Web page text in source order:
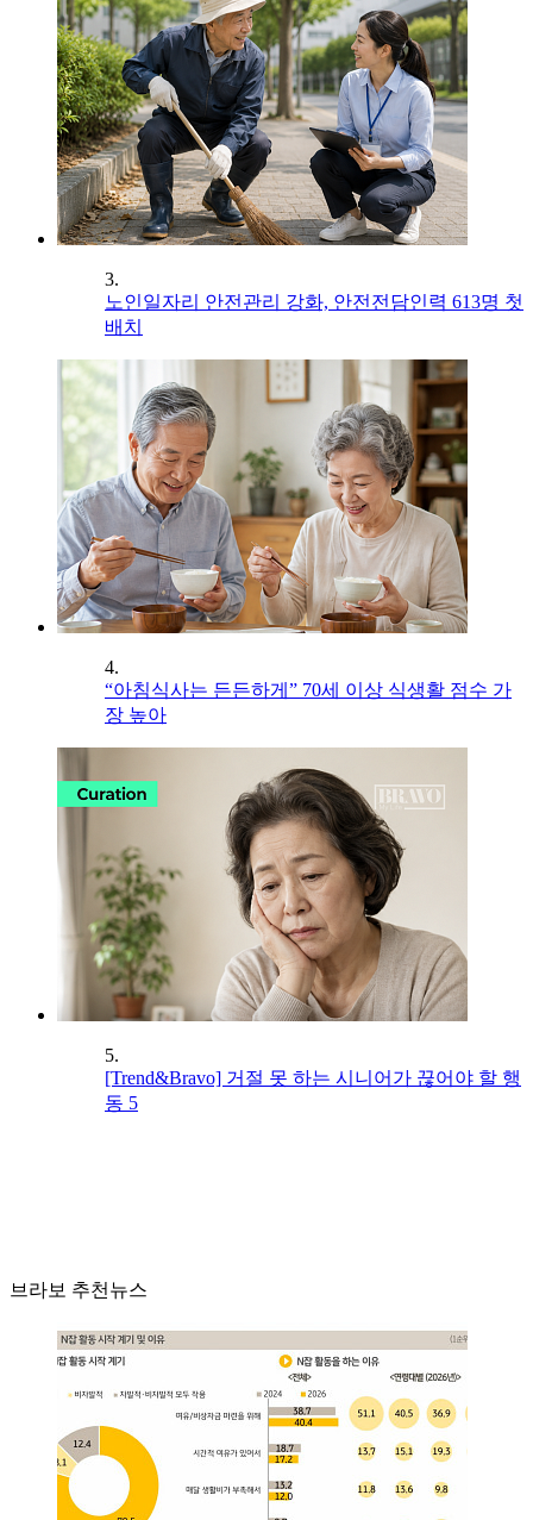
3.
노인일자리 안전관리 강화, 안전전담인력 613명 첫
배치
4.
“아침식사는 든든하게” 70세 이상 식생활 점수 가
장 높아
5.
[Trend&Bravo] 거절 못 하는 시니어가 끊어야 할 행
동 5
브라보 추천뉴스